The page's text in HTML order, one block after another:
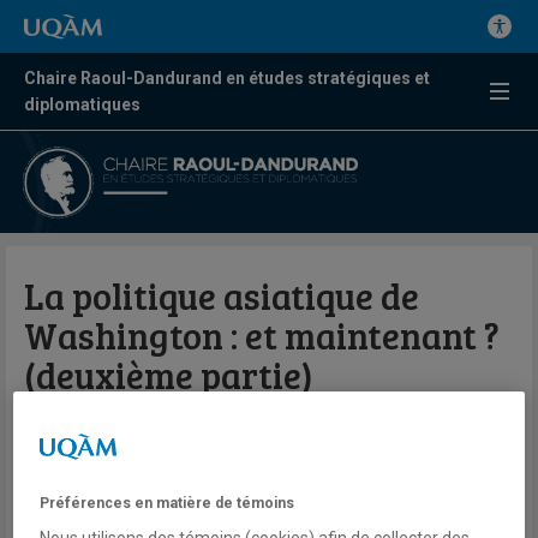
Chaire Raoul-Dandurand en études stratégiques et
diplomatiques
La politique asiatique de
Washington : et maintenant ?
(deuxième partie)
diplomatiques-UQAM
Préférences en matière de témoins